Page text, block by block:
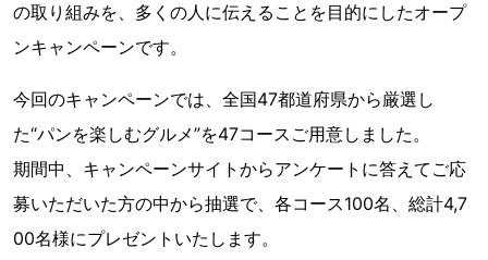
の取り組みを、多くの人に伝えることを目的にしたオープ
ンキャンペーンです。
今回のキャンペーンでは、全国47都道府県から厳選し
た“パンを楽しむグルメ”を47コースご用意しました。
期間中、キャンペーンサイトからアンケートに答えてご応
募いただいた方の中から抽選で、各コース100名、総計4,7
00名様にプレゼントいたします。